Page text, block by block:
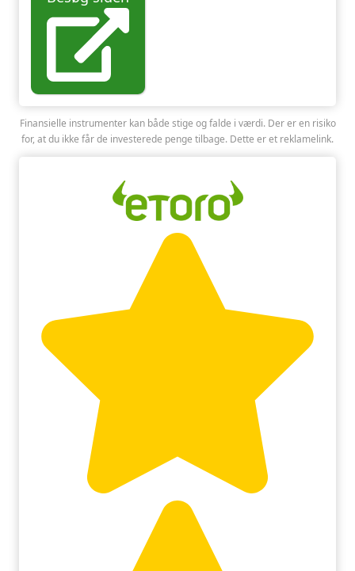
Finansielle instrumenter kan både stige og falde i værdi. Der er en risiko
for, at du ikke får de investerede penge tilbage. Dette er et reklamelink.